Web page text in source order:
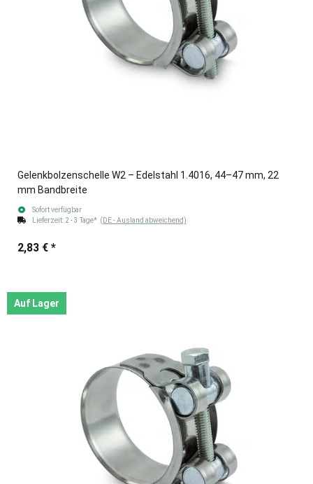
Gelenkbolzenschelle W2 – Edelstahl 1.4016, 44–47 mm, 22
mm Bandbreite
Sofort verfügbar
Lieferzeit: 2 - 3 Tage* (DE - Ausland abweichend)
2,83 € *
Auf Lager